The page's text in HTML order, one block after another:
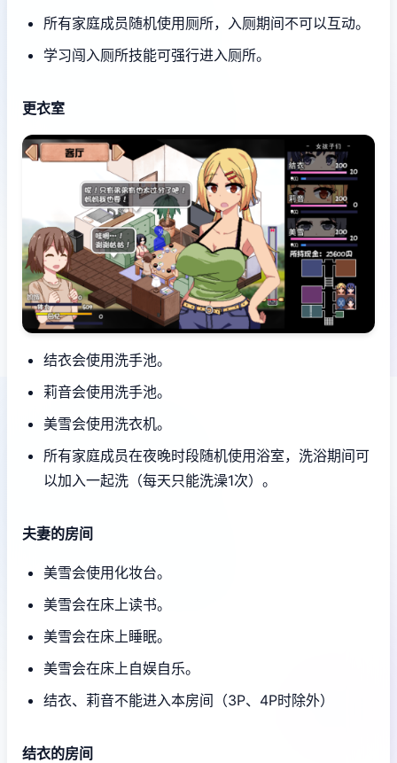
所有家庭成员随机使用厕所，入厕期间不可以互动。
学习闯入厕所技能可强行进入厕所。
更衣室
结衣会使用洗手池。
莉音会使用洗手池。
美雪会使用洗衣机。
所有家庭成员在夜晚时段随机使用浴室，洗浴期间可
以加入一起洗（每天只能洗澡1次）。
夫妻的房间
美雪会使用化妆台。
美雪会在床上读书。
美雪会在床上睡眠。
美雪会在床上自娱自乐。
结衣、莉音不能进入本房间（3P、4P时除外）
结衣的房间